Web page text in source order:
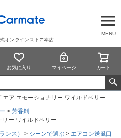
MENU
オンラインストア本店
お気に入り マイページ カート
エア エモーショナリー ワイルドベリー
芳香剤
リー ワイルドベリー
ンス） シーンで選ぶ
エアコン送風口